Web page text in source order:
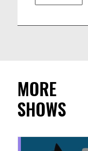
MORE
SHOWS